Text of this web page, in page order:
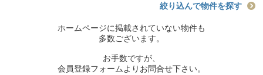
住宅ローン控除シミュレータ
絞り込んで物件を探す
ホームページに掲載されていない物件も
多数ございます。
お手数ですが、
会員登録フォームよりお問合せ下さい。